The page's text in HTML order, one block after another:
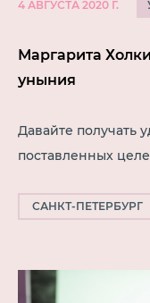
4 АВГУСТА 2020 Г.
Маргарита
уныния
Давайте получать
поставленных
САНКТ-ПЕТЕРБУРГ